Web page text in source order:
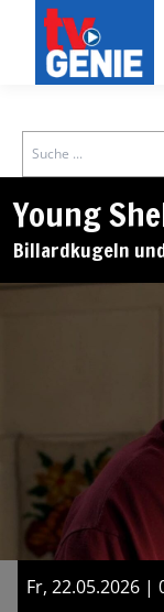
Search
Young
Billardkugeln
Fr, 22.05.2026 |